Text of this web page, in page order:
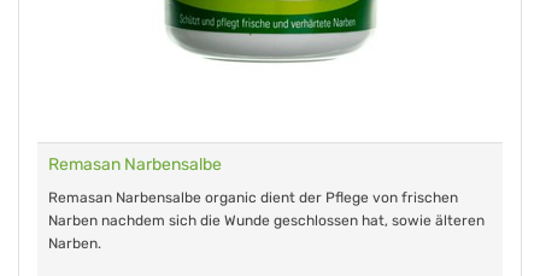
Remasan Narbensalbe
Remasan Narbensalbe organic dient der Pflege von frischen
Narben nachdem sich die Wunde geschlossen hat, sowie älteren
Narben.